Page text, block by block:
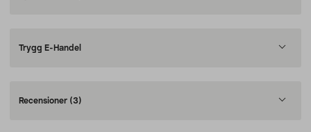
Trygg E-Handel
Recensioner (3)